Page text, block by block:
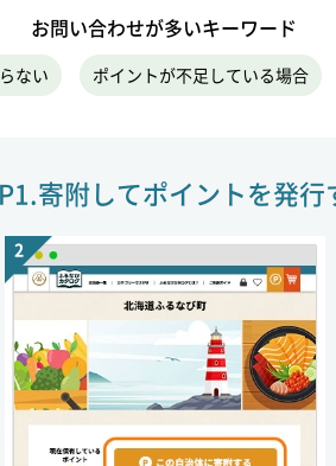
お問い合わせが多いキーワード
ない ポイントが不足している場合
寄附してポイントを発行